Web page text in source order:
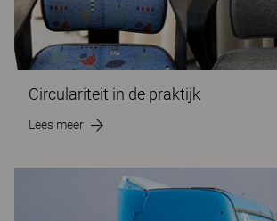
Circulariteit in de praktijk
Lees meer